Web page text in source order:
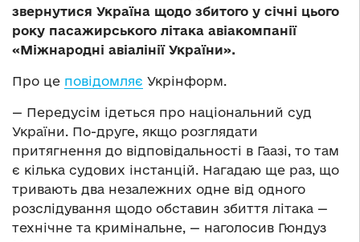
звернутися Україна щодо збитого у січні цього
року пасажирського літака авіакомпанії
«Міжнародні авіалінії України».
Про це повідомляє Укрінформ.
— Передусім ідеться про національний суд
України. По-друге, якщо розглядати
притягнення до відповідальності в Гаазі, то там
є кілька судових інстанцій. Нагадаю ще раз, що
тривають два незалежних одне від одного
розслідування щодо обставин збиття літака —
технічне та кримінальне, — наголосив Гюндуз